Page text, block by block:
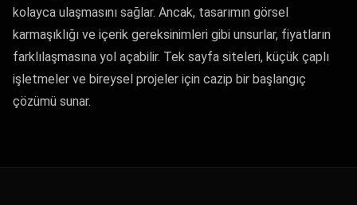
kolayca ulaşmasını sağlar. Ancak, tasarımın görsel
karmaşıklığı ve içerik gereksinimleri gibi unsurlar, fiyatların
farklılaşmasına yol açabilir. Tek sayfa siteleri, küçük çaplı
işletmeler ve bireysel projeler için cazip bir başlangıç
çözümü sunar.